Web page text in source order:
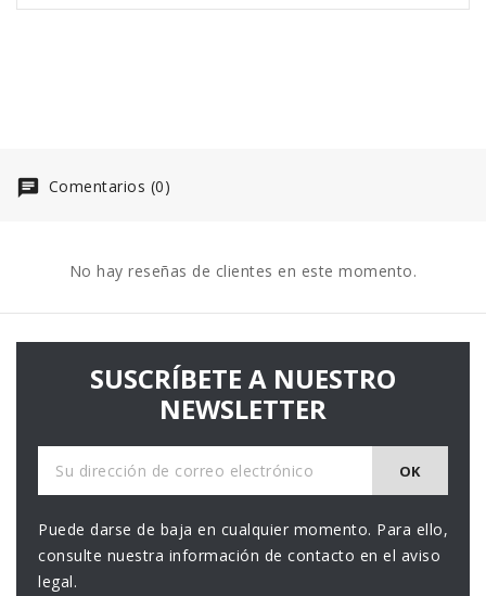
Comentarios (0)
No hay reseñas de clientes en este momento.
SUSCRÍBETE A NUESTRO
NEWSLETTER
Puede darse de baja en cualquier momento. Para ello,
consulte nuestra información de contacto en el aviso
legal.